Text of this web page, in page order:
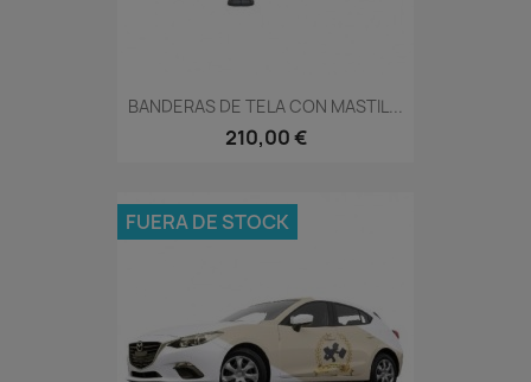
BANDERAS DE TELA CON MASTIL...
210,00 €
FUERA DE STOCK